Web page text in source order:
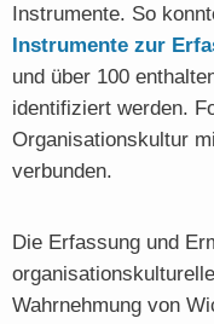
Instrumente. So
Instrumente zur
und über 100
identifiziert werden.
Organisationskultur
verbunden.
Die Erfassung und
Wahrnehmung von